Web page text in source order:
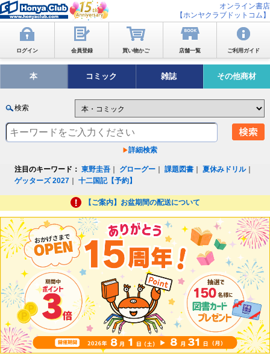
オンライン書店
【ホンヤクラブドットコム】
ログイン 会員登録 買い物かご 店舗一覧 ご利用ガイド
本 コミック 雑誌 その他商材
検索
詳細検索
注目のキーワード： 東野圭吾 グローグー ｜課題図書 ｜夏休みドリル｜
ゲッターズ 2027 ｜十二国記【予約】
【ご案内】お盆期間の配送について